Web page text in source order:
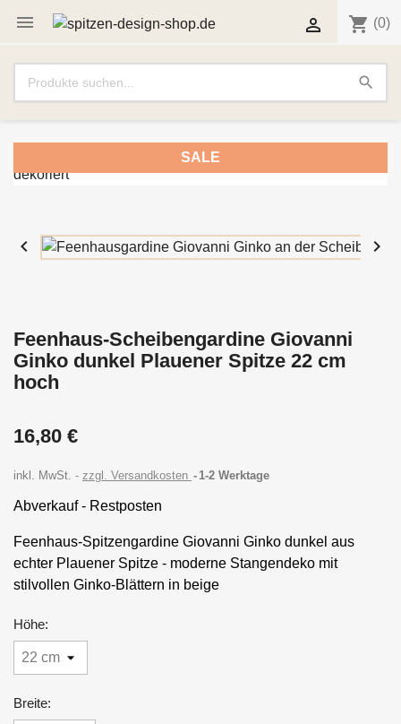
 shopping_cart (0)

search
SALE
 
Feenhaus-Scheibengardine Giovanni
Ginko dunkel Plauener Spitze 22 cm
hoch
16,80 €
inkl. MwSt. zzgl. Versandkosten 1-2 Werktage
Abverkauf - Restposten
Feenhaus-Spitzengardine Giovanni Ginko dunkel aus
echter Plauener Spitze - moderne Stangendeko mit
stilvollen Ginko-Blättern in beige
Höhe:
Breite: